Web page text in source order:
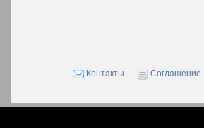
Контакты Соглашение